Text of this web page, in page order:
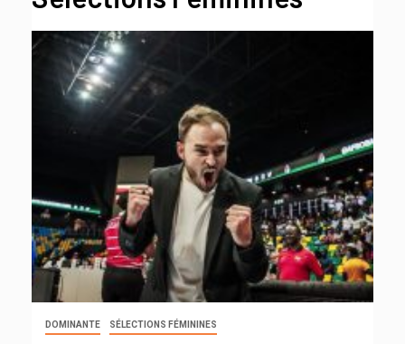
DOMINANTE SÉLECTIONS FÉMININES